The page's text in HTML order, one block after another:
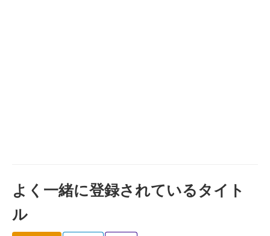
よく一緒に登録されているタイト
ル